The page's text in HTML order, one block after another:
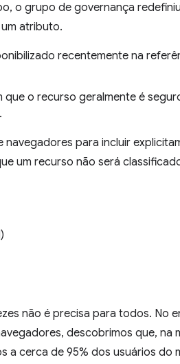
o grupo de governança
atributo.
recentemente na
que o recurso geralmente é
para incluir
um recurso não será
não é precisa para todos. No
descobrimos que, na
a cerca de 95% dos usuários do